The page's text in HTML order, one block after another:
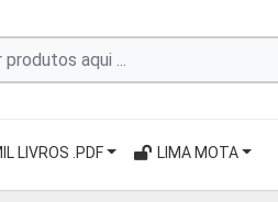
LIVROS .PDF LIMA MOTA